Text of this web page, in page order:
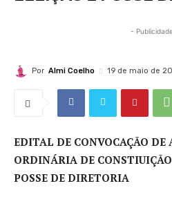
-
Por Almi Coelho 19 de maio de
EDITAL DE CONVOCAÇÃO DE
ORDINÁRIA DE
POSSE DE DIRETORIA